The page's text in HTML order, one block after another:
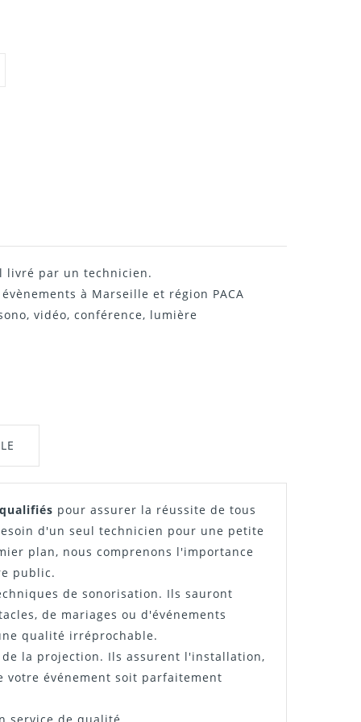
livré par un technicien.
à Marseille et région PACA
vidéo, conférence, lumière
pour assurer la réussite de tous
d'un seul technicien pour une petite
plan, nous comprenons l'importance
public.
de sonorisation. Ils sauront
de mariages ou d'événements
qualité irréprochable.
la projection. Ils assurent l'installation,
votre événement soit parfaitement